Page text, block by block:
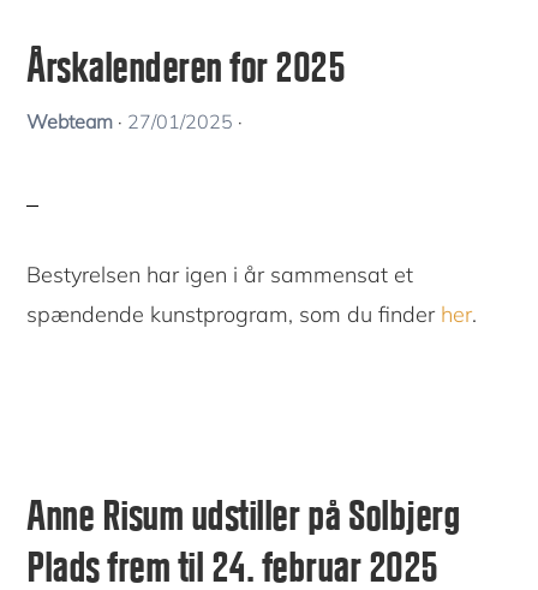
Årskalenderen for 2025
Webteam · 27/01/2025 ·
Bestyrelsen har igen i år sammensat et
spændende kunstprogram, som du finder her.
Anne Risum udstiller på Solbjerg
Plads frem til 24. februar 2025